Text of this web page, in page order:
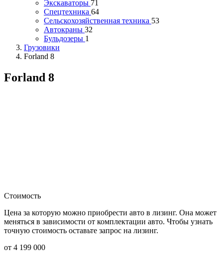
Экскаваторы 71
Спецтехника 64
Сельскохозяйственная техника 53
Автокраны 32
Бульдозеры 1
Грузовики
Forland 8
Forland 8
Стоимость
Цена за которую можно приобрести авто в лизинг. Она может
меняться в зависимости от комплектации авто. Чтобы узнать
точную стоимость оставьте запрос на лизинг.
от 4 199 000